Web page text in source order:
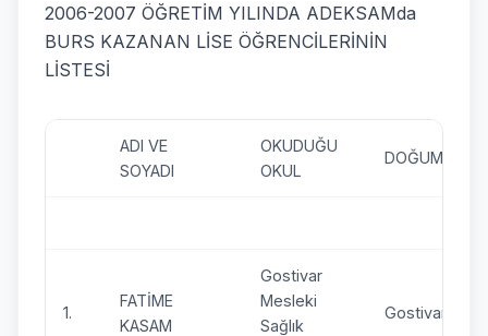
2006-2007 ÖĞRETİM YILINDA ADEKSAMda
BURS KAZANAN LİSE ÖĞRENCİLERİNİN
LİSTESİ
ADI VE
SOYADI
OKUDUĞU
OKUL
DOĞUM YERİ
1.
FATİME
KASAM
Gostivar
Mesleki
Sağlık
Gostivar